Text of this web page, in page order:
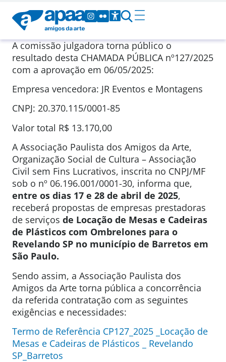
A comissão julgadora torna público o
resultado desta CHAMADA PÚBLICA nº127/2025
com a aprovação em 06/05/2025:
Empresa vencedora: JR Eventos e Montagens
CNPJ: 20.370.115/0001-85
Valor total R$ 13.170,00
A Associação Paulista dos Amigos da Arte,
Organização Social de Cultura – Associação
Civil sem Fins Lucrativos, inscrita no CNPJ/MF
sob o nº 06.196.001/0001-30, informa que,
entre os dias 17 e 28 de abril de 2025,
receberá propostas de empresas prestadoras
de serviços de Locação de Mesas e Cadeiras
de Plásticos com Ombrelones para o
Revelando SP no município de Barretos em
São Paulo.
Sendo assim, a Associação Paulista dos
Amigos da Arte torna pública a concorrência
da referida contratação com as seguintes
exigências e necessidades:
Termo de Referência CP127_2025 _Locação de
Mesas e Cadeiras de Plásticos _ Revelando
SP_Barretos